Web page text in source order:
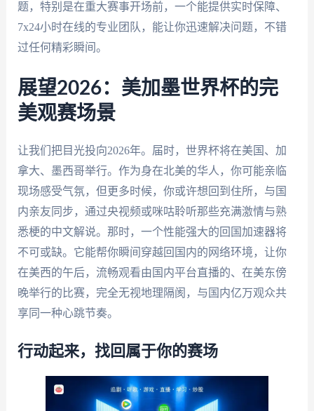
题，特别是在重大赛事开场前，一个能提供实时保障、
7x24小时在线的专业团队，能让你迅速解决问题，不错
过任何精彩瞬间。
展望2026：美加墨世界杯的完
美观赛场景
让我们把目光投向2026年。届时，世界杯将在美国、加
拿大、墨西哥举行。作为身在北美的华人，你可能亲临
现场感受气氛，但更多时候，你或许想回到住所，与国
内亲友同步，通过央视频或咪咕聆听那些充满激情与熟
悉梗的中文解说。那时，一个性能强大的回国加速器将
不可或缺。它能帮你瞬间穿越回国内的网络环境，让你
在美西的午后，流畅观看由国内平台直播的、在美东傍
晚举行的比赛，完全无视地理隔阂，与国内亿万观众共
享同一种心跳节奏。
行动起来，找回属于你的赛场